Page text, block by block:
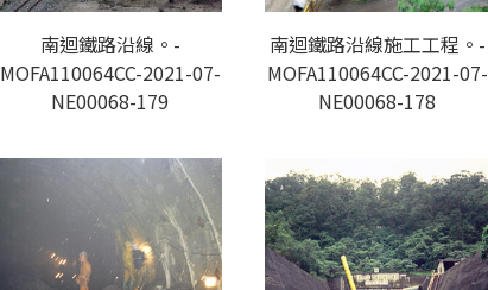
南迴鐵路沿線。-
MOFA110064CC-2021-07-
NE00068-179
南迴鐵路沿線施工工程。-
MOFA110064CC-2021-07-
NE00068-178